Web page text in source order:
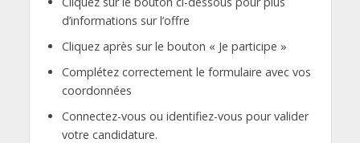
d’informations sur l’offre
Cliquez après sur le bouton « Je participe »
Complétez correctement le formulaire avec vos
coordonnées
Connectez-vous ou identifiez-vous pour valider
votre candidature.